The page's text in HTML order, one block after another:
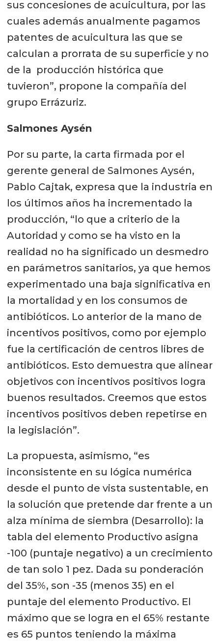
sus concesiones de acuicultura, por las
cuales además anualmente pagamos
patentes de acuicultura las que se
calculan a prorrata de su superficie y no
de la producción histórica que
tuvieron”, propone la compañía del
grupo Errázuriz.
Salmones Aysén
Por su parte, la carta firmada por el
gerente general de Salmones Aysén,
Pablo Cajtak, expresa que la industria en
los últimos años ha incrementado la
producción, “lo que a criterio de la
Autoridad y como se ha visto en la
realidad no ha significado un desmedro
en parámetros sanitarios, ya que hemos
experimentado una baja significativa en
la mortalidad y en los consumos de
antibióticos. Lo anterior de la mano de
incentivos positivos, como por ejemplo
fue la certificación de centros libres de
antibióticos. Esto demuestra que alinear
objetivos con incentivos positivos logra
buenos resultados. Creemos que estos
incentivos positivos deben repetirse en
la legislación”.
La propuesta, asimismo, “es
inconsistente en su lógica numérica
desde el punto de vista sustentable, en
la solución que pretende dar frente a un
alza mínima de siembra (Desarrollo): la
tabla del elemento Productivo asigna
-100 (puntaje negativo) a un crecimiento
de tan solo 1 pez. Dada su ponderación
del 35%, son -35 (menos 35) en el
puntaje del elemento Productivo. El
máximo que se logra en el 65% restante
es 65 puntos teniendo la máxima